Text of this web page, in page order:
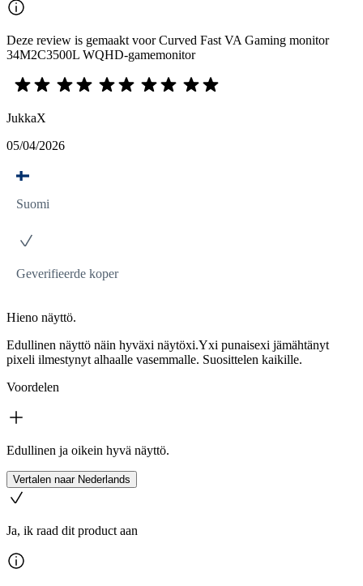
Deze review is gemaakt voor Curved Fast VA Gaming monitor
34M2C3500L WQHD-gamemonitor
JukkaX
05/04/2026
Suomi
Geverifieerde koper
Hieno näyttö.
Edullinen näyttö näin hyväxi näytöxi.Yxi punaisexi jämähtänyt
pixeli ilmestynyt alhaalle vasemmalle. Suosittelen kaikille.
Voordelen
Edullinen ja oikein hyvä näyttö.
Vertalen naar Nederlands
Ja, ik raad dit product aan